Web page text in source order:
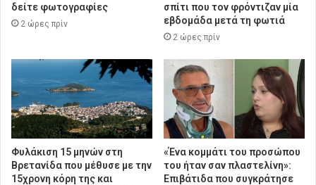
δείτε φωτογραφίες
2 ώρες πρίν
σπίτι που τον φρόντιζαν μία
εβδομάδα μετά τη φωτιά
2 ώρες πρίν
Φυλάκιση 15 μηνών στη
Βρετανίδα που μέθυσε με την
15χρονη κόρη της και
«Ένα κομμάτι του προσώπου
του ήταν σαν πλαστελίνη»:
Επιβάτιδα που συγκράτησε